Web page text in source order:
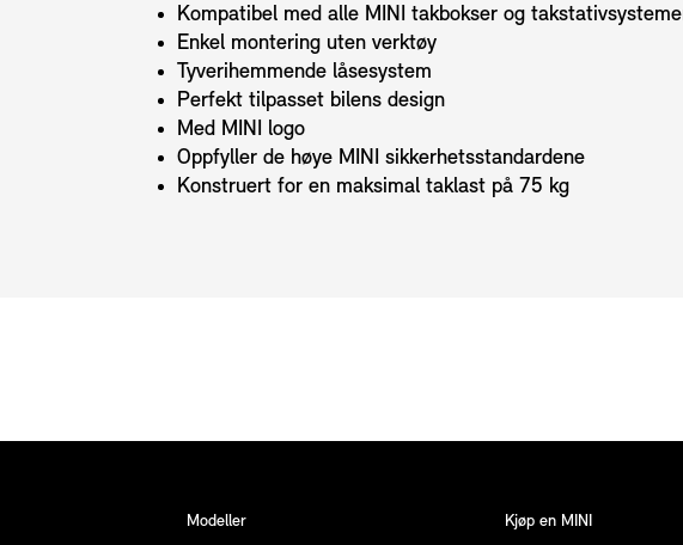
Kompatibel med alle MINI takbokser og
Enkel montering uten verktøy
Tyverihemmende låsesystem
Perfekt tilpasset bilens design
Med MINI logo
Oppfyller de høye MINI sikkerhetsstandardene
Konstruert for en maksimal taklast på 75 kg